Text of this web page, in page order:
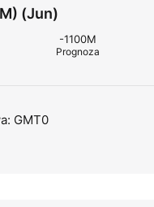
(Jun)
-1100M
Prognoza
GMT0